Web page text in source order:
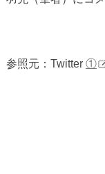
参照元：Twitter ①